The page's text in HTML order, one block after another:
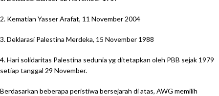
2. Kematian Yasser Arafat, 11 November 2004
3. Deklarasi Palestina Merdeka, 15 November 1988
4. Hari solidaritas Palestina sedunia yg ditetapkan oleh PBB sejak 1979
setiap tanggal 29 November.
Berdasarkan beberapa peristiwa bersejarah di atas, AWG memilih